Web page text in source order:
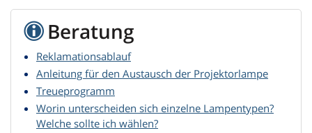
Beratung
Reklamationsablauf
Anleitung für den Austausch der Projektorlampe
Treueprogramm
Worin unterscheiden sich einzelne Lampentypen?
Welche sollte ich wählen?